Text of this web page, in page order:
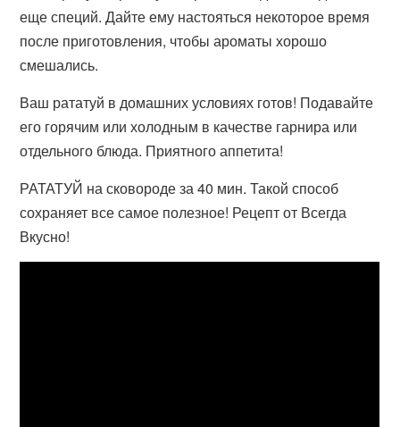
еще специй. Дайте ему настояться некоторое время
после приготовления, чтобы ароматы хорошо
смешались.
Ваш рататуй в домашних условиях готов! Подавайте
его горячим или холодным в качестве гарнира или
отдельного блюда. Приятного аппетита!
РАТАТУЙ на сковороде за 40 мин. Такой способ
сохраняет все самое полезное! Рецепт от Всегда
Вкусно!